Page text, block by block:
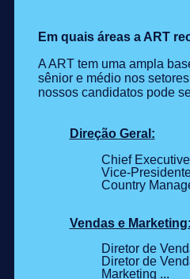
Em quais áreas a ART
A ART tem uma ampla
sênior e médio nos
nossos candidatos pode
Direção Geral :
Chief
Vice-
Country
Vendas e Marketing:
Diretor de
Diretor de
Marketing ...